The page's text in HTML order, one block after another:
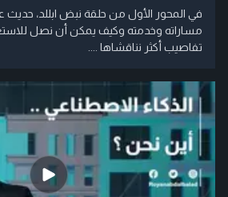
في المحور الأول من حلقة نبض ابللد، حديث
مساراته وخدمته وكيف يمكن أن نصل
تفاصيب أكثر نناقشاها ....